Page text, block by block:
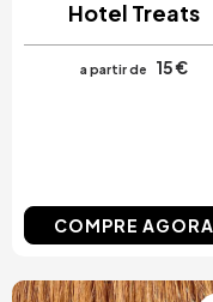
Hotel Treats
a partir de 15 €
COMPRE AGORA